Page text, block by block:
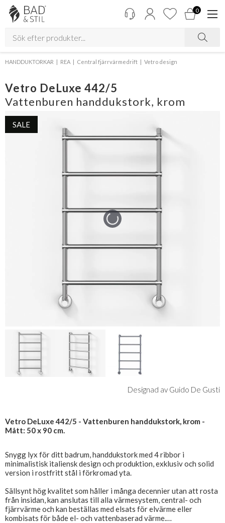
0
HANDDUKTORKAR REA Central fjärrvärmedrift Vetro design
Vetro DeLuxe 442/5
Vattenburen handdukstork, krom
SALE
Designad av Guido De Gusti
Vetro DeLuxe 442/5 - Vattenburen handdukstork, krom -
Mått: 50 x 90 cm.
Snygg lyx för ditt badrum, handdukstork med 4 ribbor i
minimalistisk italiensk design och produktion, exklusiv och solid
version i rostfritt stål i förkromad yta.
Sällsynt hög kvalitet som håller i många decennier utan att rosta
från insidan, kan anslutas till alla värmesystem, central- och
fjärrvärme och kan beställas med elsats för elvärme eller
kombisats för både el- och vattenbaserad värme.